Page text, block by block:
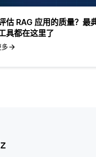
估 RAG 应用的质量？最
具都在这里了
多